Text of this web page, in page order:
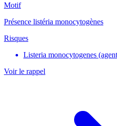
Motif
Présence listéria monocytogènes
Risques
Listeria monocytogenes
Voir le rappel